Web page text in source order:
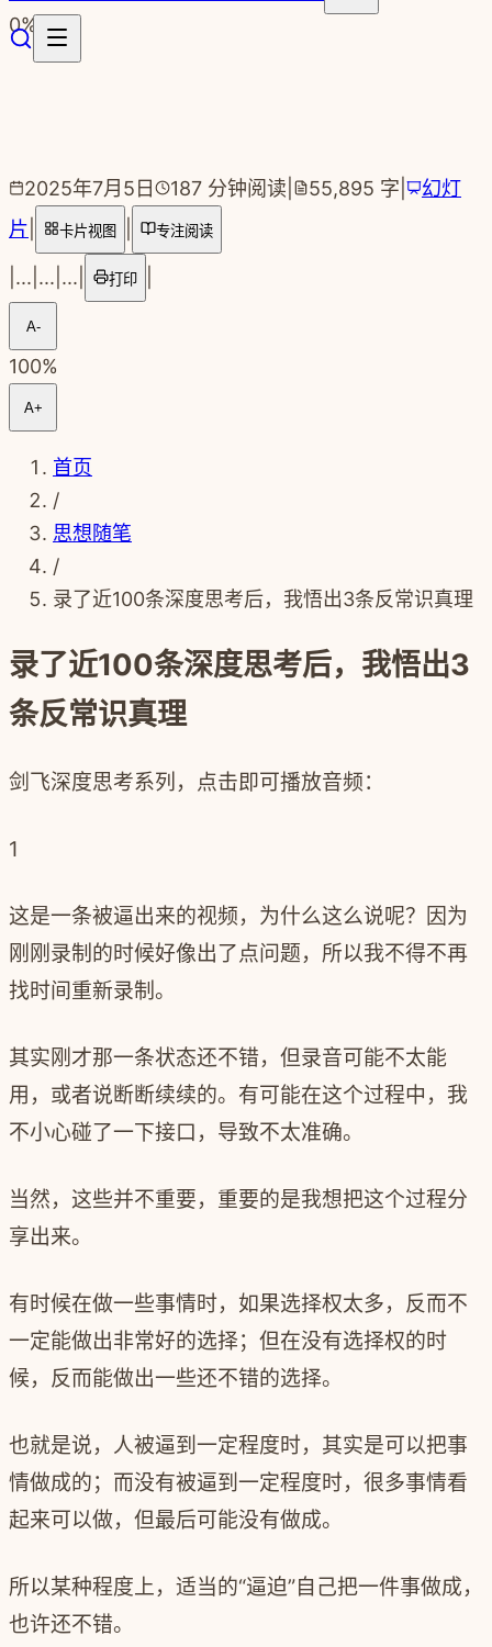
跳转到主要内容
0%
2025年7月5日 187 分钟阅读 55,895 字
幻灯
片
卡片视图 专注阅读
... ... ... 打印
A-
100%
A+
首页
/
思想随笔
/
录了近100条深度思考后，我悟出3条反常识真理
录了近100条深度思考后，我悟出3
条反常识真理
剑飞深度思考系列，点击即可播放音频：
1
这是一条被逼出来的视频，为什么这么说呢？因为
刚刚录制的时候好像出了点问题，所以我不得不再
找时间重新录制。
其实刚才那一条状态还不错，但录音可能不太能
用，或者说断断续续的。有可能在这个过程中，我
不小心碰了一下接口，导致不太准确。
当然，这些并不重要，重要的是我想把这个过程分
享出来。
有时候在做一些事情时，如果选择权太多，反而不
一定能做出非常好的选择；但在没有选择权的时
候，反而能做出一些还不错的选择。
也就是说，人被逼到一定程度时，其实是可以把事
情做成的；而没有被逼到一定程度时，很多事情看
起来可以做，但最后可能没有做成。
所以某种程度上， 适当的“逼迫”自己把一件事做成，
也许还不错。